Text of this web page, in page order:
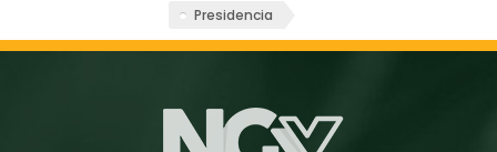
Presidencia